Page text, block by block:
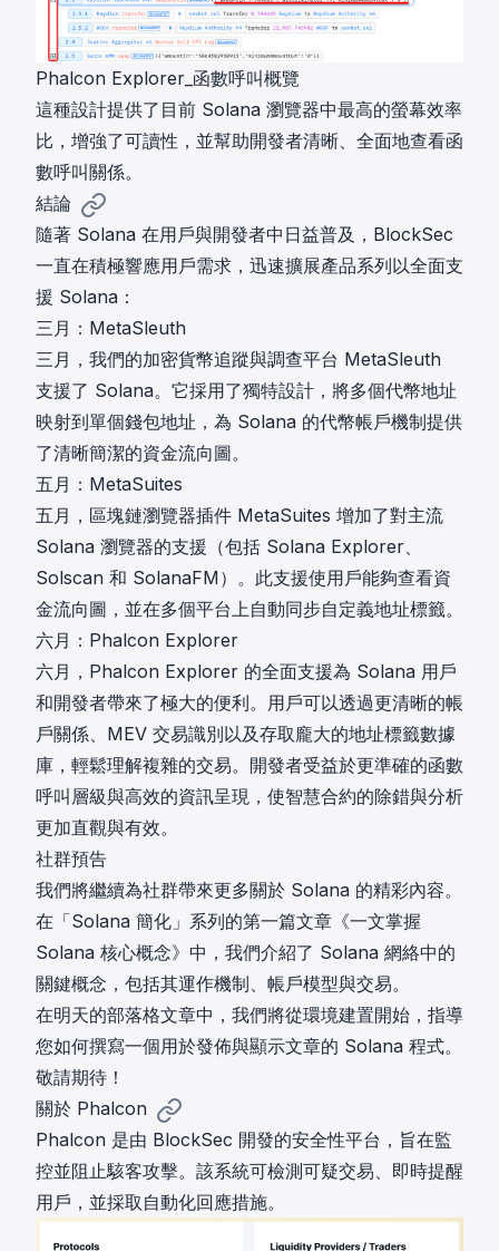
Phalcon Explorer_函數呼叫概覽
這種設計提供了目前 Solana 瀏覽器中最高的螢幕效率
比，增強了可讀性，並幫助開發者清晰、全面地查看函
數呼叫關係。
結論
隨著 Solana 在用戶與開發者中日益普及，BlockSec
一直在積極響應用戶需求，迅速擴展產品系列以全面支
援 Solana：
三月：MetaSleuth
三月，我們的加密貨幣追蹤與調查平台 MetaSleuth
支援了 Solana。它採用了獨特設計，將多個代幣地址
映射到單個錢包地址，為 Solana 的代幣帳戶機制提供
了清晰簡潔的資金流向圖。
五月：MetaSuites
五月，區塊鏈瀏覽器插件 MetaSuites 增加了對主流
Solana 瀏覽器的支援 （包括 Solana Explorer、
Solscan 和 SolanaFM）。此支援使用戶能夠查看資
金流向圖，並在多個平台上自動同步自定義地址標籤。
六月：Phalcon Explorer
六月，Phalcon Explorer 的全面支援為 Solana 用戶
和開發者帶來了極大的便利。用戶可以透過更清晰的帳
戶關係、MEV 交易識別以及存取龐大的地址標籤數據
庫，輕鬆理解複雜的交易。開發者受益於更準確的函數
呼叫層級與高效的資訊呈現，使智慧合約的除錯與分析
更加直觀與有效。
社群預告
我們將繼續為社群帶來更多關於 Solana 的精彩內容。
在「Solana 簡化」系列的第一篇文章《一文掌握
Solana 核心概念》中，我們介紹了 Solana 網絡中的
關鍵概念，包括其運作機制、帳戶模型與交易。
在明天的部落格文章中，我們將從環境建置開始，指導
您如何撰寫一個用於發佈與顯示文章的 Solana 程式。
敬請期待！
關於 Phalcon
Phalcon 是由 BlockSec 開發的安全性平台，旨在監
控並阻止駭客攻擊。該系統可檢測可疑交易、即時提醒
用戶，並採取自動化回應措施。